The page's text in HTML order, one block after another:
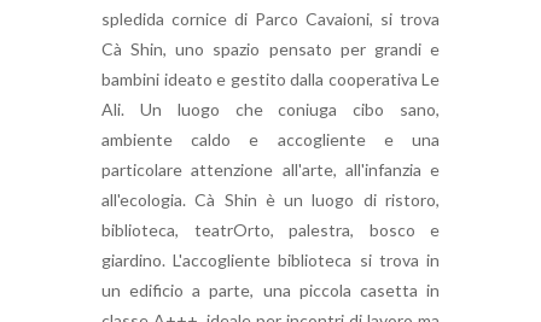
spledida cornice di Parco Cavaioni, si trova
Cà Shin, uno spazio pensato per grandi e
bambini ideato e gestito dalla cooperativa Le
Ali. Un luogo che coniuga cibo sano,
ambiente caldo e accogliente e una
particolare attenzione all'arte, all'infanzia e
all'ecologia. Cà Shin è un luogo di ristoro,
biblioteca, teatrOrto, palestra, bosco e
giardino. L'accogliente biblioteca si trova in
un edificio a parte, una piccola casetta in